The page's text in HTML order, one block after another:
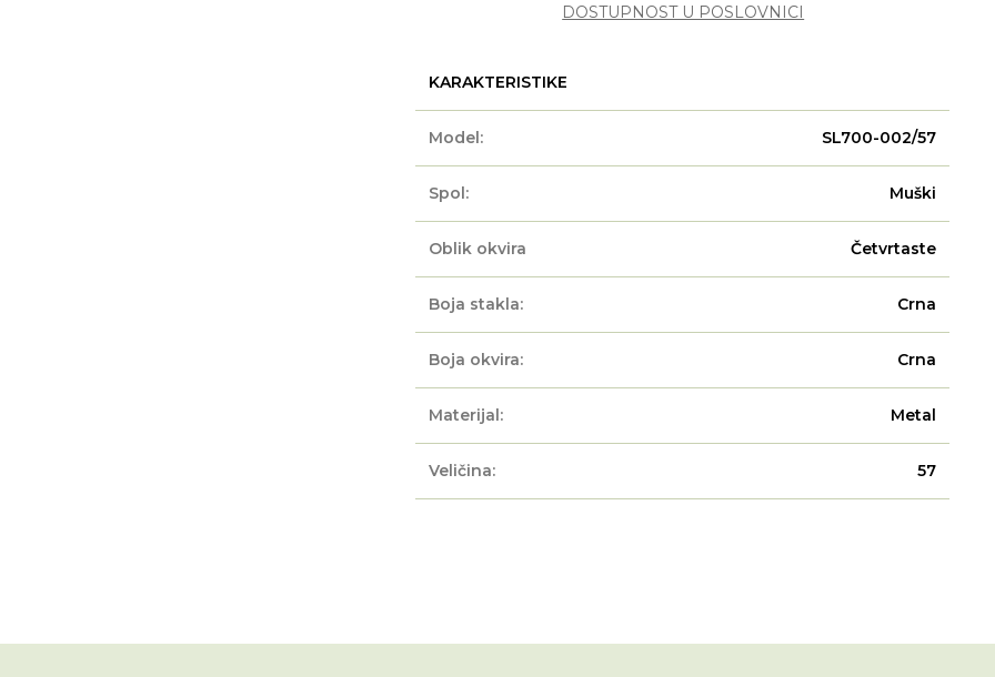
DOSTUPNOST U POSLOVNICI
KARAKTERISTIKE
Model: SL700-002/57
Spol: Muški
Oblik okvira Četvrtaste
Boja stakla: Crna
Boja okvira: Crna
Materijal: Metal
Veličina: 57